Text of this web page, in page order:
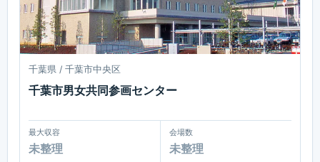
千葉県 / 千葉市中央区
千葉市男女共同参画センター
最大収容
未整理
会場数
未整理